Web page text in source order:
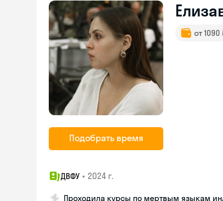
Подобрать время
от
ДВФУ • 2024 г.
Проходила курсы по мертвым языкам